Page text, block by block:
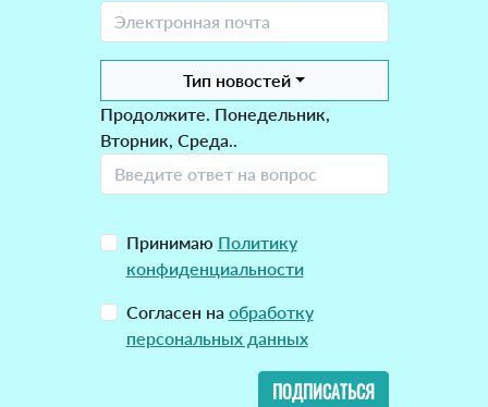
Тип новостей
Продолжите. Понедельник,
Вторник, Среда..
Принимаю Политику
конфиденциальности
Согласен на обработку
персональных данных
ПОДПИСАТЬСЯ